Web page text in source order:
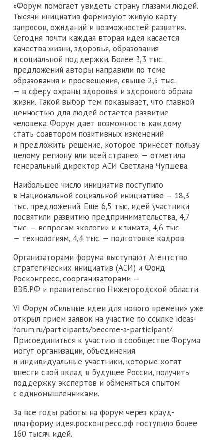
«Форум помогает увидеть страну глазами людей.
Тысячи инициатив формируют живую карту
запросов, ожиданий и возможностей развития.
Сегодня почти каждая вторая идея касается
качества жизни, здоровья, образования
и социальной поддержки. Более 3,3 тыс.
предложений авторы направили по теме
образования и просвещения, свыше 2,5 тыс.
— в сферу охраны здоровья и здорового образа
жизни. Такой выбор тем показывает, что главной
ценностью для людей остается развитие
человека. Форум дает возможность каждому
стать соавтором позитивных изменений
и предложить решение, которое принесет пользу
целому региону или всей стране», — отметила
генеральный директор АСИ Светлана Чупшева.
Наибольшее число инициатив поступило
в Национальной социальной инициативе — 18,3
тыс. предложений. Еще 6,5 тыс. идей участники
посвятили развитию предпринимательства, 4,7
тыс. — вопросам экологии и климата, 4,6 тыс.
— технологиям, 4,4 тыс. — подготовке кадров.
Организаторами форума выступают Агентство
стратегических инициатив (АСИ) и Фонд
Росконгресс, соорганизаторами —
ВЭБ.РФ и правительство Нижегородской области.
VI Форум «Сильные идеи для нового времени» уже
открыл прием заявок на участие по ссылке ideas-
forum.ru/participants/become-a-participant/.
Присоединиться к участию в сообществе Форума
могут организации, объединения
и индивидуальные участники, которые хотят
внести свой вклад в будущее России, получить
поддержку экспертов и обменяться опытом
с единомышленниками.
За все годы работы на форум через крауд-
платформу идея.росконгресс.рф поступило более
160 тысяч идей.